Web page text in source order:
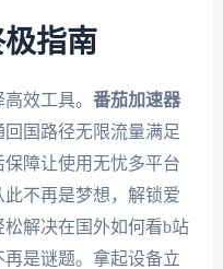
指南
效工具。 番茄加速器
国路径无限流量满足
障让使用无忧多平台
不再是梦想，解锁爱
解决在国外如何看b站
是谜题。拿起设备立